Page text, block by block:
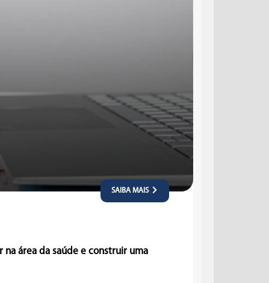
SAIBA MAIS
área da saúde e construir uma